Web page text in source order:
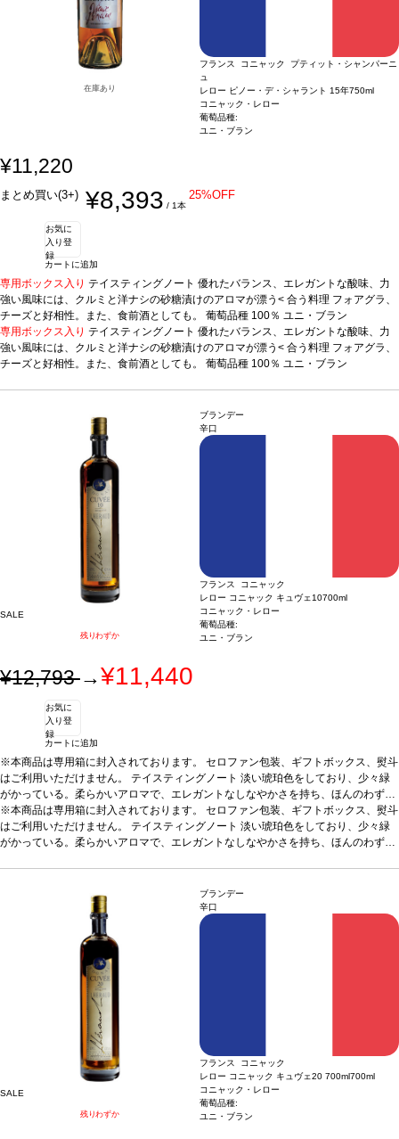
在庫あり
フランス コニャック プティット・シャンパーニ
ュ
レロー ピノー・デ・シャラント 15年750ml
コニャック・レロー
葡萄品種:
ユニ・ブラン
¥11,220
まとめ買い(3+) ¥8,393 / 1本
25%OFF
お気に
入り登
録
カートに追加
専用ボックス入り テイスティングノート 優れたバランス、エレガントな酸味、力
強い風味には、クルミと洋ナシの砂糖漬けのアロマが漂う< 合う料理 フォアグラ、
チーズと好相性。また、食前酒としても。 葡萄品種 100％ ユニ・ブラン
専用ボックス入り テイスティングノート 優れたバランス、エレガントな酸味、力
強い風味には、クルミと洋ナシの砂糖漬けのアロマが漂う< 合う料理 フォアグラ、
チーズと好相性。また、食前酒としても。 葡萄品種 100％ ユニ・ブラン
SALE
残りわずか
ブランデー
辛口
フランス コニャック
レロー コニャック キュヴェ10700ml
コニャック・レロー
葡萄品種:
ユニ・ブラン
¥12,793→¥11,440
お気に
入り登
録
カートに追加
※本商品は専用箱に封入されております。 セロファン包装、ギフトボックス、熨斗
はご利用いただけません。 テイスティングノート 淡い琥珀色をしており、少々緑
がかっている。柔らかいアロマで、エレガントなしなやかさを持ち、ほんのわずか
に甘い香りがある。カラメルの香りが、ほのかなオレンジ、干し草、オーク等に伴
われ、複雑な香りを構成するのに役立っている。口蓋ではスムーズで絹のようで、
リッチでシャープな果物風味、魅力的なトーストの含みが、余韻の長い力強い後味
※本商品は専用箱に封入されております。 セロファン包装、ギフトボックス、熨斗
はご利用いただけません。 テイスティングノート 淡い琥珀色をしており、少々緑
がかっている。柔らかいアロマで、エレガントなしなやかさを持ち、ほんのわずか
リッチでシャープな果物風味、魅力的なトーストの含みが、余韻の長い力強い後味
に伴われている。JKW
合う料理
SALE
残りわずか
ブランデー
辛口
フランス コニャック
レロー コニャック キュヴェ20 700ml700ml
コニャック・レロー
葡萄品種:
ユニ・ブラン